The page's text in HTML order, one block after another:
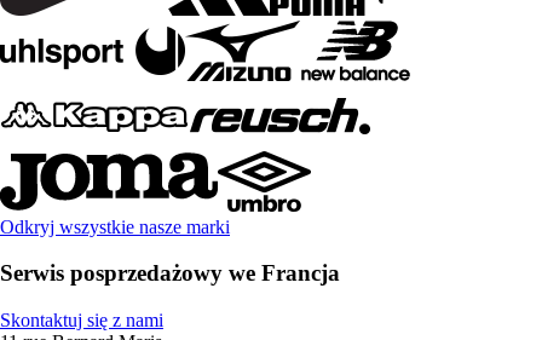
Odkryj wszystkie nasze marki
Serwis posprzedażowy we Francja
Skontaktuj się z nami